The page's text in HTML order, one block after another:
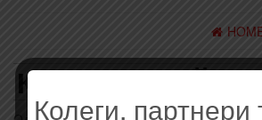
КАК НАС НАЙТИ
Колеги, партнери